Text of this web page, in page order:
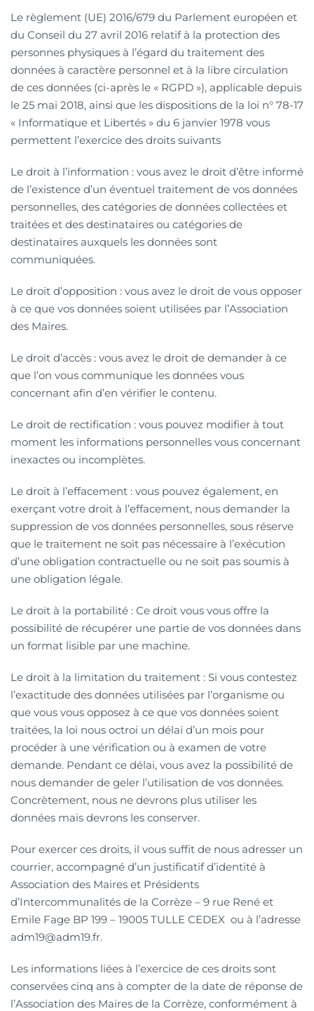
Le règlement (UE) 2016/679 du Parlement européen et
du Conseil du 27 avril 2016 relatif à la protection des
personnes physiques à l’égard du traitement des
données à caractère personnel et à la libre circulation
de ces données (ci-après le « RGPD »), applicable depuis
le 25 mai 2018, ainsi que les dispositions de la loi n° 78-17
« Informatique et Libertés » du 6 janvier 1978 vous
permettent l’exercice des droits suivants
Le droit à l’information : vous avez le droit d’être informé
de l’existence d’un éventuel traitement de vos données
personnelles, des catégories de données collectées et
traitées et des destinataires ou catégories de
destinataires auxquels les données sont
communiquées.
Le droit d’opposition : vous avez le droit de vous opposer
à ce que vos données soient utilisées par l’Association
des Maires.
Le droit d’accès : vous avez le droit de demander à ce
que l’on vous communique les données vous
concernant afin d’en vérifier le contenu.
Le droit de rectification : vous pouvez modifier à tout
moment les informations personnelles vous concernant
inexactes ou incomplètes.
Le droit à l’effacement : vous pouvez également, en
exerçant votre droit à l’effacement, nous demander la
suppression de vos données personnelles, sous réserve
que le traitement ne soit pas nécessaire à l’exécution
d’une obligation contractuelle ou ne soit pas soumis à
une obligation légale.
Le droit à la portabilité : Ce droit vous vous offre la
possibilité de récupérer une partie de vos données dans
un format lisible par une machine.
Le droit à la limitation du traitement : Si vous contestez
l’exactitude des données utilisées par l’organisme ou
que vous vous opposez à ce que vos données soient
traitées, la loi nous octroi un délai d’un mois pour
procéder à une vérification ou à examen de votre
demande. Pendant ce délai, vous avez la possibilité de
nous demander de geler l’utilisation de vos données.
Concrètement, nous ne devrons plus utiliser les
données mais devrons les conserver.
Pour exercer ces droits, il vous suffit de nous adresser un
courrier, accompagné d’un justificatif d’identité à
Association des Maires et Présidents
d’Intercommunalités de la Corrèze – 9 rue René et
Emile Fage BP 199 – 19005 TULLE CEDEX ou à l’adresse
adm19@adm19.fr.
Les informations liées à l’exercice de ces droits sont
conservées cinq ans à compter de la date de réponse de
l’Association des Maires de la Corrèze, conformément à